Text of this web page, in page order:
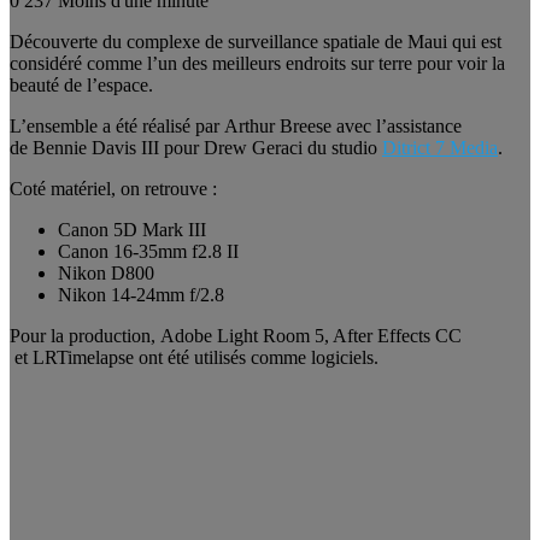
Découverte du complexe de surveillance spatiale de Maui qui est
considéré comme l’un des meilleurs endroits sur terre pour voir la
beauté de l’espace.
L’ensemble a été réalisé par Arthur Breese avec l’assistance
de Bennie Davis III pour Drew Geraci du studio Ditrict 7 Media.
Coté matériel, on retrouve :
Canon 5D Mark III
Canon 16-35mm f2.8 II
Nikon D800
Nikon 14-24mm f/2.8
Pour la production, Adobe Light Room 5, After Effects CC
et LRTimelapse ont été utilisés comme logiciels.